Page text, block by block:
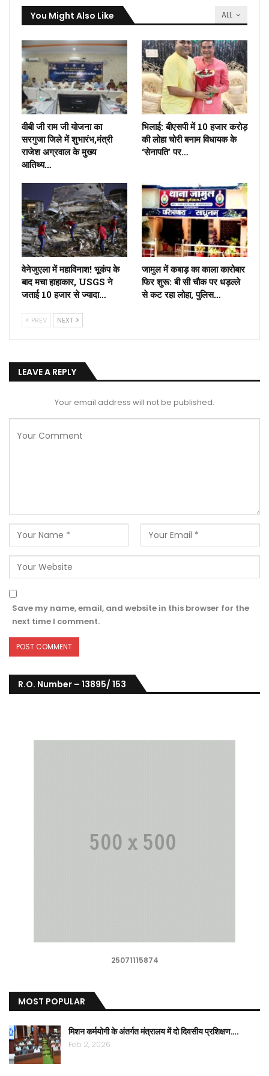
ALL
You Might Also Like
वीबी जी राम जी योजना का
सरगुजा जिले में शुभारंभ,मंत्री
राजेश अग्रवाल के मुख्य
आतिथ्य…
भिलाई: बीएसपी में 10 हजार करोड़
की लोहा चोरी बनाम विधायक के
‘सेनापति’ पर…
वेनेजुएला में महाविनाश! भूकंप के
बाद मचा हाहाकार, USGS ने
जताई 10 हजार से ज्यादा…
जामुल में कबाड़ का काला कारोबार
फिर शुरू: बी सी चौक पर धड़ल्ले
से कट रहा लोहा, पुलिस…
PREV NEXT
LEAVE A REPLY
Your email address will not be published.
Save my name, email, and website in this browser for the
next time I comment.
R.O. Number – 13895/ 153
25071115874
MOST POPULAR
मिशन कर्मयोगी के अंतर्गत मंत्रालय में दो दिवसीय प्रशिक्षण….
Feb 2, 2026